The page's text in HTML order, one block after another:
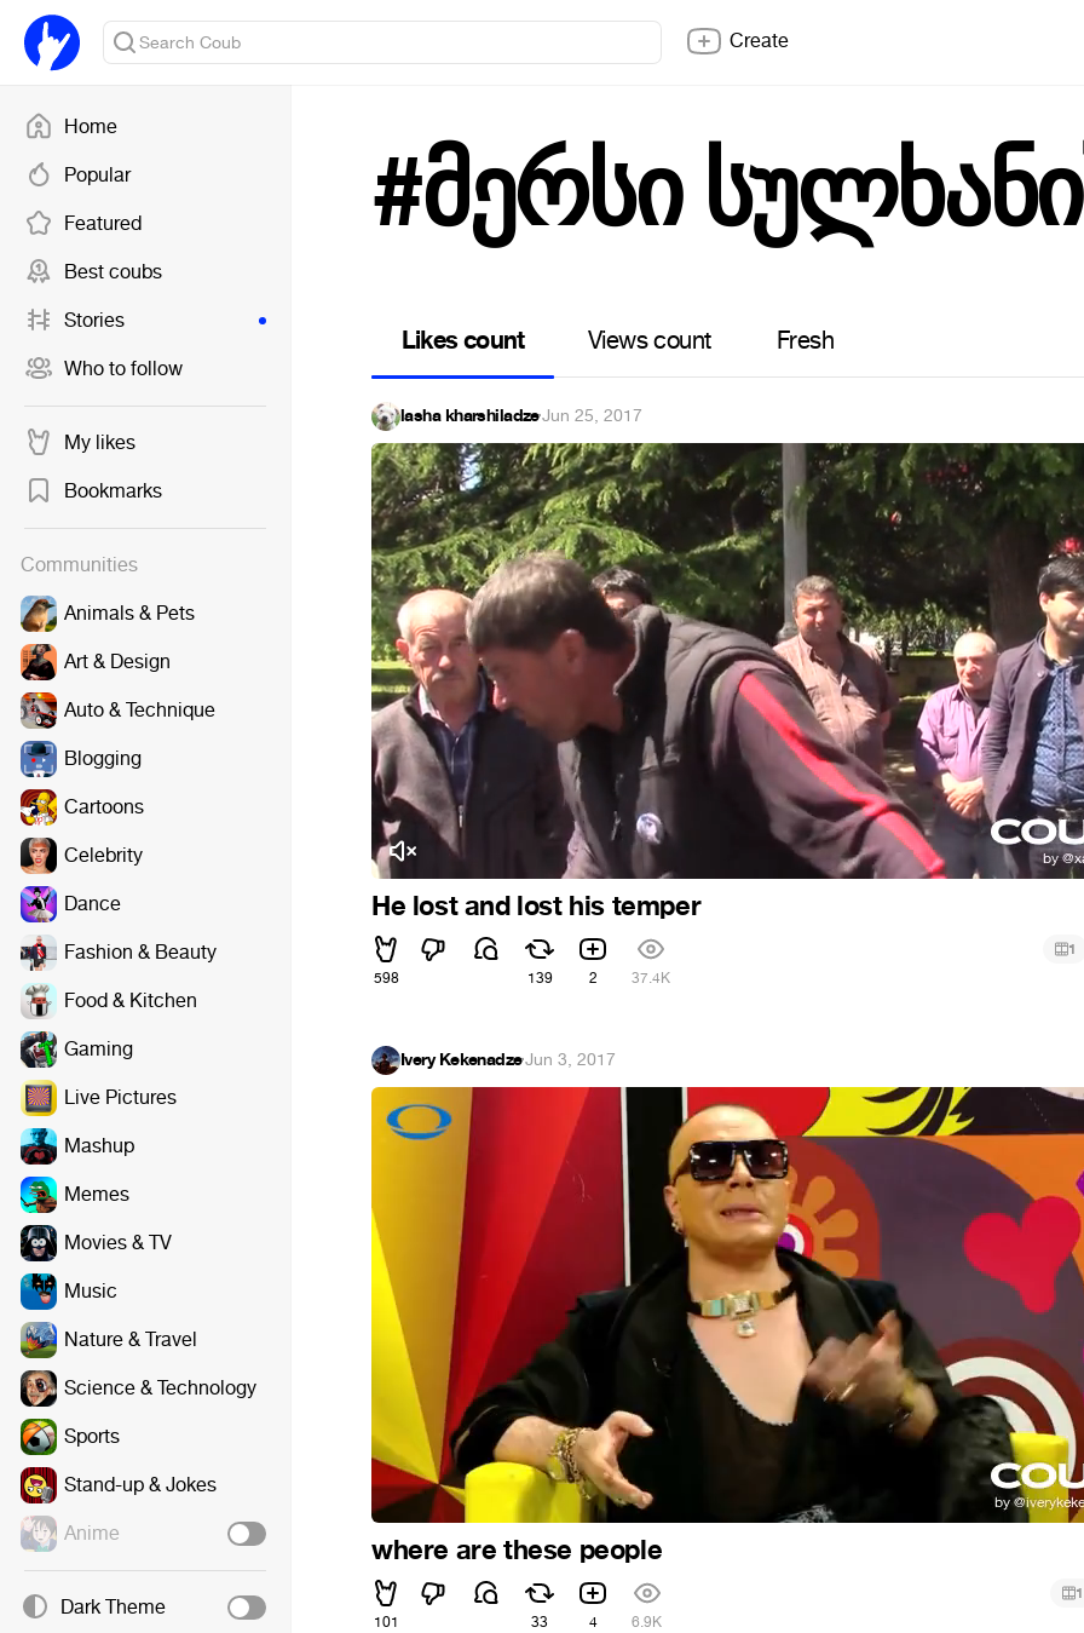
Home
Popular
Featured
Best coubs
Stories
Who to follow
My likes
Bookmarks
Communities
Animals & Pets
Art & Design
Auto & Technique
Blogging
Cartoons
Celebrity
Dance
Fashion & Beauty
Food & Kitchen
Gaming
Live Pictures
Mashup
Memes
Movies & TV
Music
Nature & Travel
Science & Technology
Sports
Stand-up & Jokes
Anime
Dark Theme
Create
#მერსი
Likes count Views count Fresh
lasha kharshiladze·Jun 25, 2017
He lost and lost his temper
598 139 2 37.4K
1
Ivery Kekenadze·Jun 3, 2017
where are these people
101 33 4 6.9K
1